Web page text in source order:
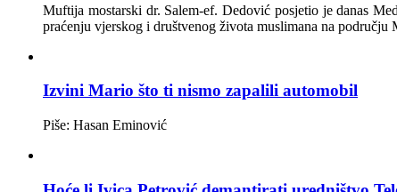
Muftija mostarski dr. Salem-ef. Dedović posjetio je danas
praćenju vjerskog i društvenog života muslimana na području
Izvini Mario što ti nismo zapalili automobil
Piše: Hasan Eminović